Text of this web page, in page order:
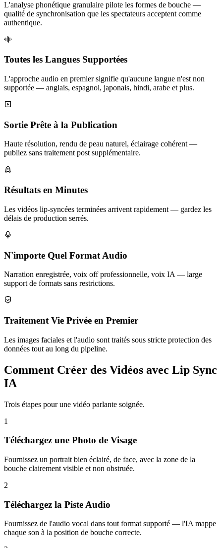
L'analyse phonétique granulaire pilote les formes de bouche —
qualité de synchronisation que les spectateurs acceptent comme
authentique.
Toutes les Langues Supportées
L'approche audio en premier signifie qu'aucune langue n'est non
supportée — anglais, espagnol, japonais, hindi, arabe et plus.
Sortie Prête à la Publication
Haute résolution, rendu de peau naturel, éclairage cohérent —
publiez sans traitement post supplémentaire.
Résultats en Minutes
Les vidéos lip-syncées terminées arrivent rapidement — gardez les
délais de production serrés.
N'importe Quel Format Audio
Narration enregistrée, voix off professionnelle, voix IA — large
support de formats sans restrictions.
Traitement Vie Privée en Premier
Les images faciales et l'audio sont traités sous stricte protection des
données tout au long du pipeline.
Comment Créer des Vidéos avec Lip Sync
IA
Trois étapes pour une vidéo parlante soignée.
1
Téléchargez une Photo de Visage
Fournissez un portrait bien éclairé, de face, avec la zone de la
bouche clairement visible et non obstruée.
2
Téléchargez la Piste Audio
Fournissez de l'audio vocal dans tout format supporté — l'IA mappe
chaque son à la position de bouche correcte.